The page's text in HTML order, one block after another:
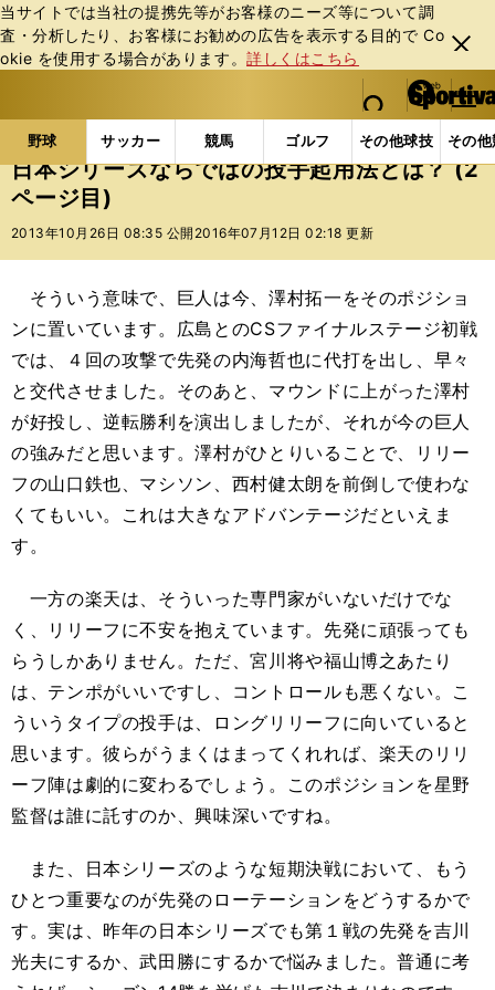
当サイトでは当社の提携先等がお客様のニーズ等について調
査・分析したり、お客様にお勧めの広告を表⽰する⽬的で Co
okie を使⽤する場合があります。詳しくはこちら
閉じ
る
web Sportiva (webスポルティーバ)
検索
マイペ
ー
ジ
メニュ
野球 サッカー 競馬 ゴルフ その他球技 その
b
ス
ポ
ル
バ
野球の記事一覧 プロ野球 日本シリーズならではの
日本シリーズならではの投手起用法とは？ (2
ページ目)
2013年10月26日 08:35 公開 2016年07月12日 02:18 更新
そういう意味で、巨人は今、澤村拓一をそのポジショ
ンに置いています。広島とのCSファイナルステージ初戦
では、４回の攻撃で先発の内海哲也に代打を出し、早々
と交代させました。そのあと、マウンドに上がった澤村
が好投し、逆転勝利を演出しましたが、それが今の巨人
の強みだと思います。澤村がひとりいることで、リリー
フの山口鉄也、マシソン、西村健太朗を前倒しで使わな
くてもいい。これは大きなアドバンテージだといえま
す。
一方の楽天は、そういった専門家がいないだけでな
く、リリーフに不安を抱えています。先発に頑張っても
らうしかありません。ただ、宮川将や福山博之あたり
は、テンポがいいですし、コントロールも悪くない。こ
ういうタイプの投手は、ロングリリーフに向いていると
思います。彼らがうまくはまってくれれば、楽天のリリ
ーフ陣は劇的に変わるでしょう。このポジションを星野
監督は誰に託すのか、興味深いですね。
また、日本シリーズのような短期決戦において、もう
ひとつ重要なのが先発のローテーションをどうするかで
す。実は、昨年の日本シリーズでも第１戦の先発を吉川
光夫にするか、武田勝にするかで悩みました。普通に考